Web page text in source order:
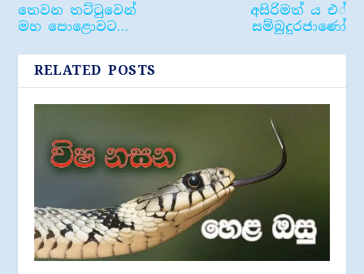
තෙවන තට්ටුවෙන්
මහ පොළොවට…
අසිරිමත් ය එ්
සම්බුදුරජාණෝ
RELATED POSTS